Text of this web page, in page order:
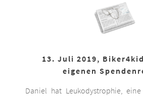
13. Juli 2019,
eigenen
Daniel hat Leukodystrophie,